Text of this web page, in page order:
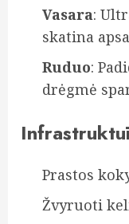
Vasara:
skatina
Ruduo:
drėgmė
Prastos
Žvyruoti